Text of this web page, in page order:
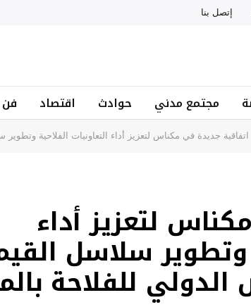
إتصل بنا
مجتمع مدني حوادث اقتصاد
اتفاقية جديدة في مكناس لتعزيز أداء التعاونيات الفلاحية
لتعزيز أداء
وتطوير سلاسل
للفلاحة